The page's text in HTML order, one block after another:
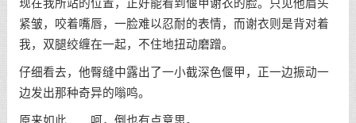
现在我所站的位置，正好能看到偃甲谢衣的脸。只见他眉头
紧皱，咬着嘴唇，一脸难以忍耐的表情，而谢衣则是背对着
我，双腿绞缠在一起，不住地扭动磨蹭。
仔细看去，他臀缝中露出了一小截深色偃甲，正一边振动一
边发出那种奇异的嗡鸣。